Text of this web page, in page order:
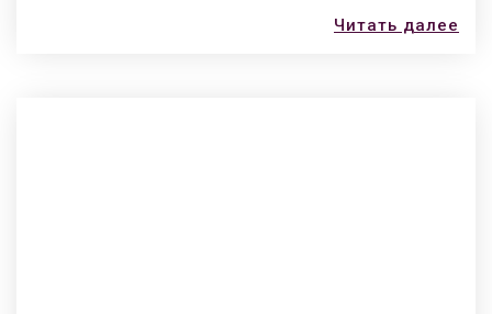
Читать далее